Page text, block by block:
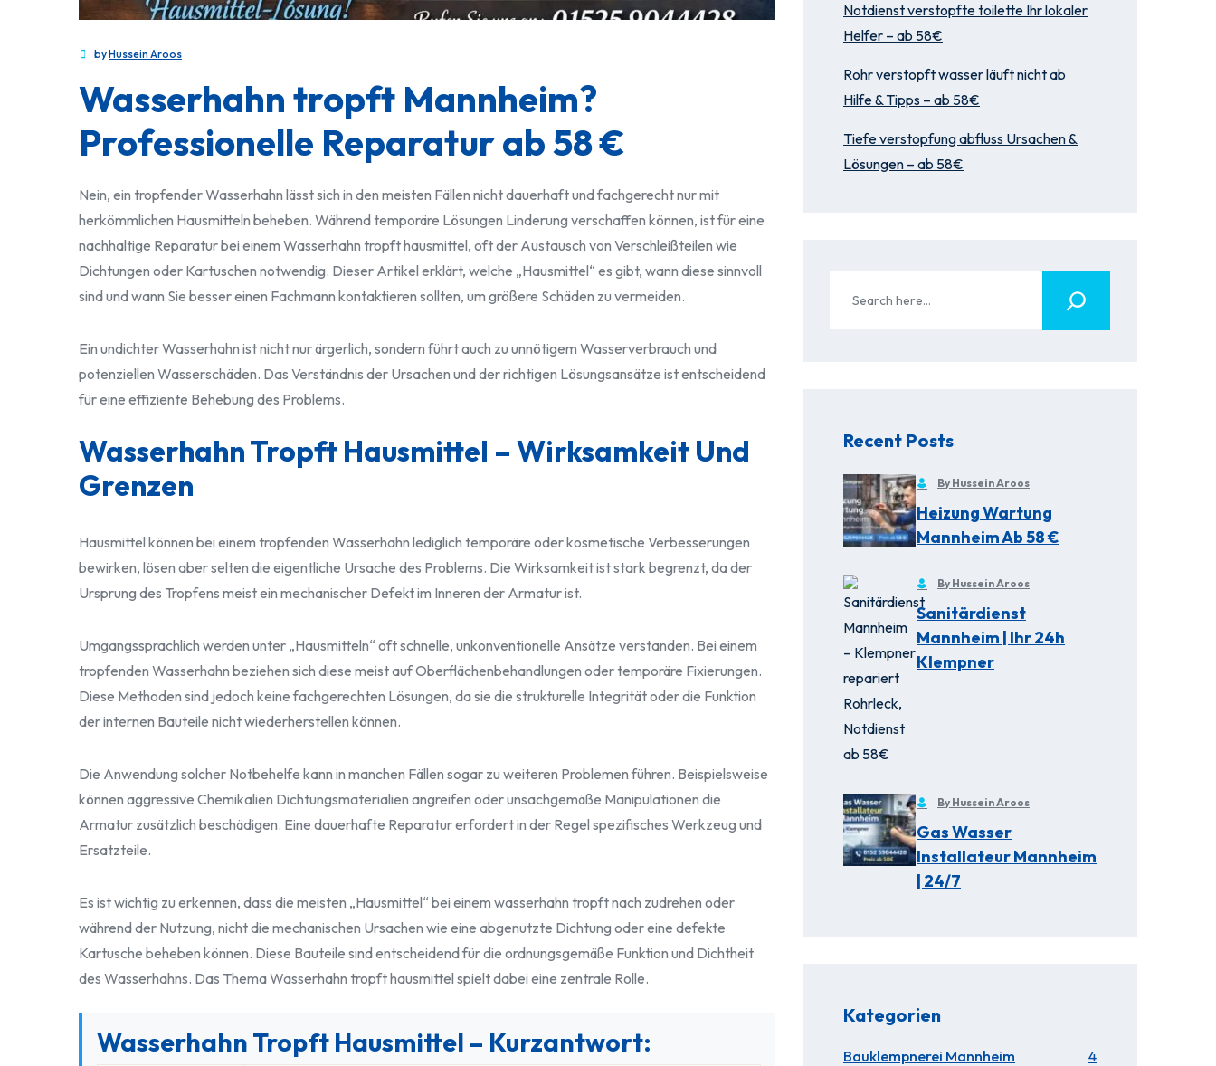
byHussein Aroos
Wasserhahn tropft Mannheim?
Professionelle Reparatur ab 58 €
Nein, ein tropfender Wasserhahn lässt sich in den meisten Fällen nicht dauerhaft und fachgerecht nur mit
herkömmlichen Hausmitteln beheben. Während temporäre Lösungen Linderung verschaffen können, ist für eine
nachhaltige Reparatur bei einem Wasserhahn tropft hausmittel, oft der Austausch von Verschleißteilen wie
Dichtungen oder Kartuschen notwendig. Dieser Artikel erklärt, welche „Hausmittel“ es gibt, wann diese sinnvoll
sind und wann Sie besser einen Fachmann kontaktieren sollten, um größere Schäden zu vermeiden.
Ein undichter Wasserhahn ist nicht nur ärgerlich, sondern führt auch zu unnötigem Wasserverbrauch und
potenziellen Wasserschäden. Das Verständnis der Ursachen und der richtigen Lösungsansätze ist entscheidend
für eine effiziente Behebung des Problems.
Wasserhahn Tropft Hausmittel – Wirksamkeit Und
Grenzen
Hausmittel können bei einem tropfenden Wasserhahn lediglich temporäre oder kosmetische Verbesserungen
bewirken, lösen aber selten die eigentliche Ursache des Problems. Die Wirksamkeit ist stark begrenzt, da der
Ursprung des Tropfens meist ein mechanischer Defekt im Inneren der Armatur ist.
Umgangssprachlich werden unter „Hausmitteln“ oft schnelle, unkonventionelle Ansätze verstanden. Bei einem
tropfenden Wasserhahn beziehen sich diese meist auf Oberflächenbehandlungen oder temporäre Fixierungen.
Diese Methoden sind jedoch keine fachgerechten Lösungen, da sie die strukturelle Integrität oder die Funktion
der internen Bauteile nicht wiederherstellen können.
Die Anwendung solcher Notbehelfe kann in manchen Fällen sogar zu weiteren Problemen führen. Beispielsweise
können aggressive Chemikalien Dichtungsmaterialien angreifen oder unsachgemäße Manipulationen die
Armatur zusätzlich beschädigen. Eine dauerhafte Reparatur erfordert in der Regel spezifisches Werkzeug und
Ersatzteile.
Es ist wichtig zu erkennen, dass die meisten „Hausmittel“ bei einem wasserhahn tropft nach zudrehen oder
während der Nutzung, nicht die mechanischen Ursachen wie eine abgenutzte Dichtung oder eine defekte
Kartusche beheben können. Diese Bauteile sind entscheidend für die ordnungsgemäße Funktion und Dichtheit
des Wasserhahns. Das Thema Wasserhahn tropft hausmittel spielt dabei eine zentrale Rolle.
Wasserhahn Tropft Hausmittel – Kurzantwort:
Notdienst verstopfte toilette Ihr lokaler
Helfer – ab 58€
Rohr verstopft wasser läuft nicht ab
Hilfe & Tipps – ab 58€
Tiefe verstopfung abfluss Ursachen &
Lösungen – ab 58€
Recent Posts
By Hussein Aroos
Heizung Wartung
Mannheim Ab 58 €
By Hussein Aroos
Sanitärdienst
Mannheim | Ihr 24h
Klempner
By Hussein Aroos
Gas Wasser
Installateur Mannheim
| 24/7
Kategorien
Bauklempnerei Mannheim 4